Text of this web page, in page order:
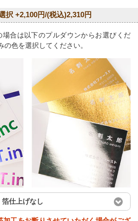
択 +2,100円/(税込)2,310円
合は以下のプルダウンからお選びくだ
色を選択してください。
箔仕上げなし